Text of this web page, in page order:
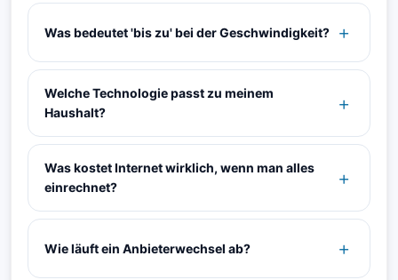
Was bedeutet 'bis zu' bei der Geschwindigkeit?
Welche Technologie passt zu meinem
Haushalt?
Was kostet Internet wirklich, wenn man alles
einrechnet?
Wie läuft ein Anbieterwechsel ab?